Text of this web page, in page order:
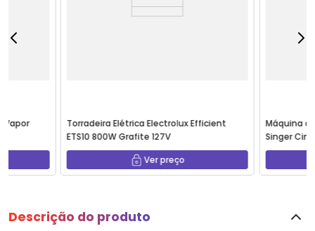
Vapor
Torradeira Elétrica Electrolux Efficient
ETS10 800W Grafite 127V
Ver preço
Máquina
Singer
Descrição do produto